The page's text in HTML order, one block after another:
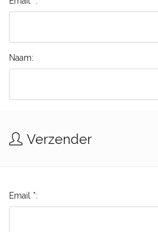
Naam:
Verzender
Email *: